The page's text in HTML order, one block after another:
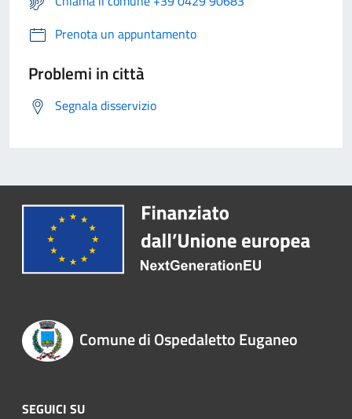
Prenota un appuntamento
Problemi in città
Segnala disservizio
Comune di Ospedaletto Euganeo
SEGUICI SU